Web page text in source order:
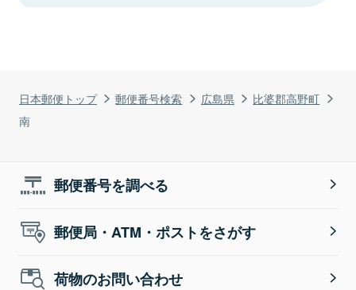
日本郵便トップ 郵便番号検索 広島県
比婆郡高野町
南
郵便番号を調べる
郵便局・ATM・ポストをさがす
荷物のお問い合わせ